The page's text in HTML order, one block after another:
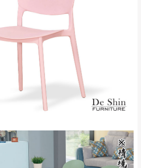
來、平溪、九份、
石門、林口 下福
里、新店山區、三
峽山區、石碇、坪
林、福隆、淡水山
區、北投湖山路、
深坑山區
$ 9,000以上：免
元
$ 9,000以上：免
；其它地區暫不開放，如因特殊
區、鄉、鎮、村)、樓梯太小、無
等因素，導致無法配送，
利。
員的工作安全，賣家無提供吊掛
以吊車或其他的吊掛方式吊運，
方自行支付。
有組裝、配送的問題，並非一般
前皆會再與您通知，讓你不用整
，以節省您的寶貴時間。
司配送較為不易，故暫無法配送